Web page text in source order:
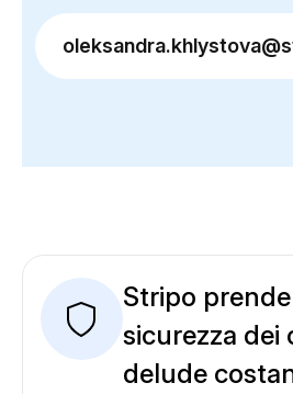
Stripo
sicurezza dei
delude